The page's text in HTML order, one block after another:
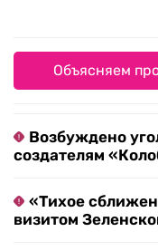
Объясняем
Возбуждено
создателям
«Тихое
визитом